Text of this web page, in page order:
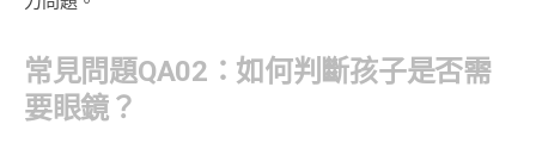
常見問題QA02：如何判斷孩子是否需
要眼鏡？